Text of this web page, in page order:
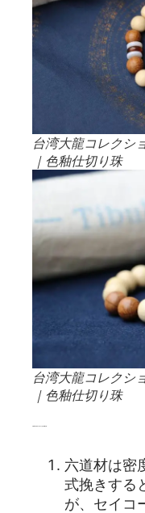
台湾大龍コレクシ
｜色釉仕切り珠
台湾大龍コレクシ
｜色釉仕切り珠
六道材は密
式挽きする
が、セイコ